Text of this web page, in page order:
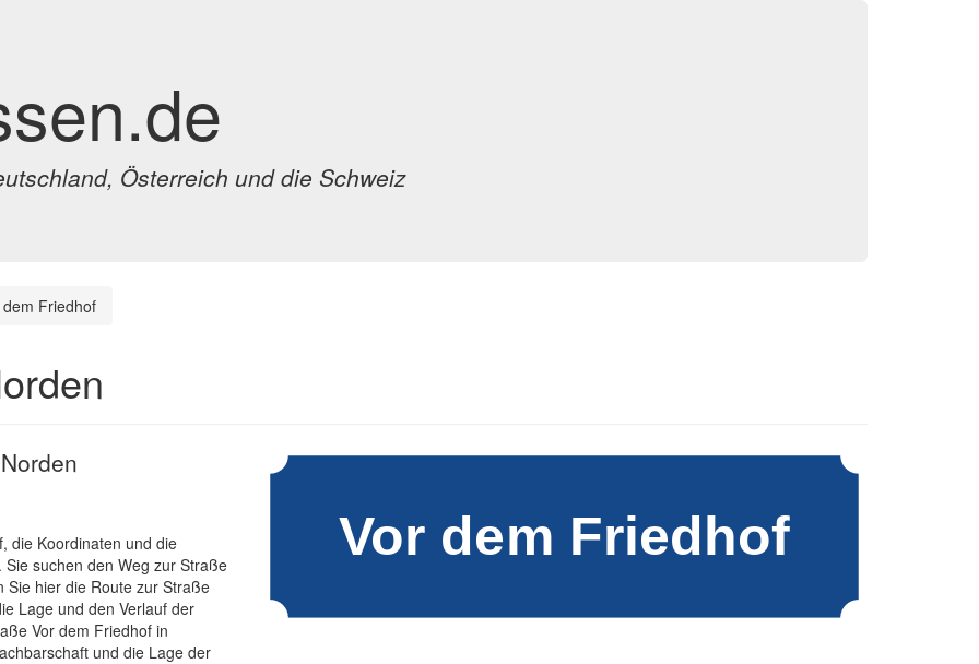
Österreich und die Schweiz
dem Friedhof
die Koordinaten und die
suchen den Weg zur Straße
Sie hier die Route zur Straße
Lage und den Verlauf der
Vor dem Friedhof in
und die Lage der